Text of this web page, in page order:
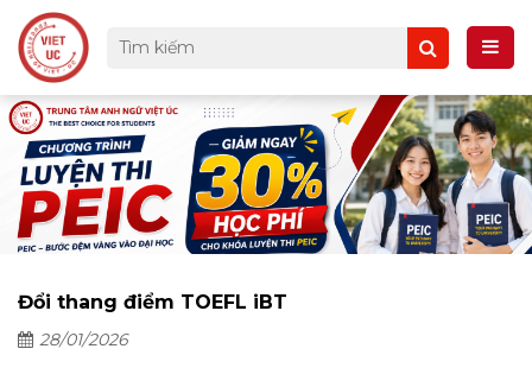
Đổi thang điểm TOEFL iBT
28/01/2026